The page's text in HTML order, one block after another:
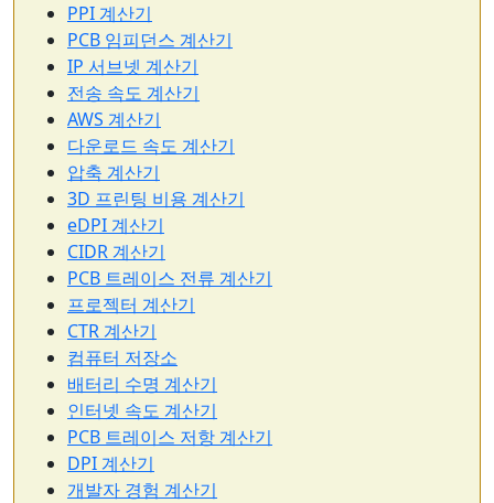
PPI 계산기
PCB 임피던스 계산기
IP 서브넷 계산기
전송 속도 계산기
AWS 계산기
다운로드 속도 계산기
압축 계산기
3D 프린팅 비용 계산기
eDPI 계산기
CIDR 계산기
PCB 트레이스 전류 계산기
프로젝터 계산기
CTR 계산기
컴퓨터 저장소
배터리 수명 계산기
인터넷 속도 계산기
PCB 트레이스 저항 계산기
DPI 계산기
개발자 경험 계산기